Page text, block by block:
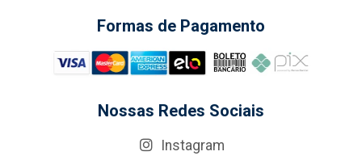
Formas de Pagamento
Nossas Redes Sociais
Instagram